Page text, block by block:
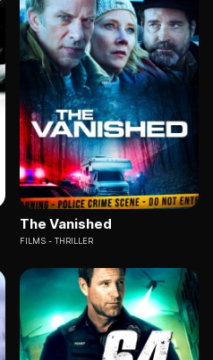
The Vanished
FILMS THRILLER